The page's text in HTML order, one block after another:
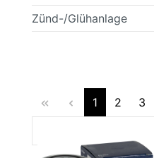
Zünd-/Glühanlage
1 2 3